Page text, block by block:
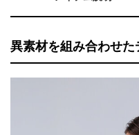
異素材を組み合わせ